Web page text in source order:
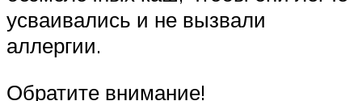
усваивались и не вызвали
аллергии.
Обратите внимание!